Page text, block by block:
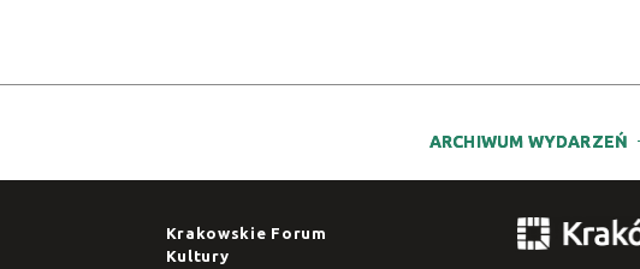
ARCHIWUM WYDARZEŃ
Krakowskie Forum
Kultury